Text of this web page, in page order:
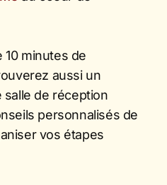
10 minutes de
aussi un
salle de réception
personnalisés de
vos étapes